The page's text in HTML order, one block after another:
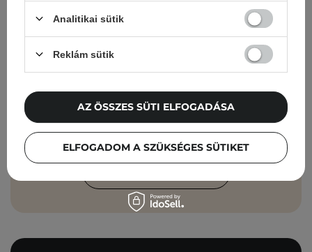
tanácsok, szépségápolási újdonságok –
Add meg az e-mail címedet
Elfogadom, hogy marketingüzeneteket
kapjak, és hogy adataimat a Cosibella
sp. z o.o. azAdatvédelmi Irányelveknek
megfelelően feldolgozza.
Analitikai sütik
Reklám sütik
ELFOGADOM A SZÜKSÉGES SÜTIKET
AZ ÖSSZES SÜTI ELFOGADÁSA